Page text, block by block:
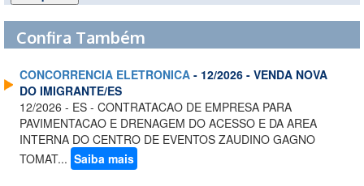
Confira Também
CONCORRENCIA ELETRONICA - 12/2026 - VENDA NOVA
DO IMIGRANTE/ES
12/2026 - ES - CONTRATACAO DE EMPRESA PARA
PAVIMENTACAO E DRENAGEM DO ACESSO E DA AREA
INTERNA DO CENTRO DE EVENTOS ZAUDINO GAGNO
TOMAT... Saiba mais